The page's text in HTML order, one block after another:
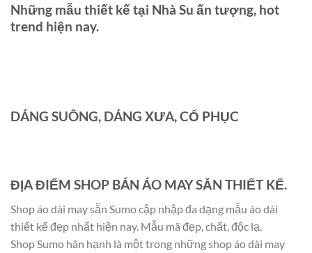
Những mẫu thiết kế tại Nhà Su ấn tượng, hot
trend hiện nay.
DÁNG SUÔNG, DÁNG XƯA, CỔ PHỤC
ĐỊA ĐIỂM SHOP BÁN ÁO MAY SẴN THIẾT KẾ.
Shop áo dài may sẵn Sumo cập nhập đa dạng mẫu áo dài
thiết kế đẹp nhất hiện nay. Mẫu mã đẹp, chất, độc lạ.
Shop Sumo hân hạnh là một trong những shop áo dài may